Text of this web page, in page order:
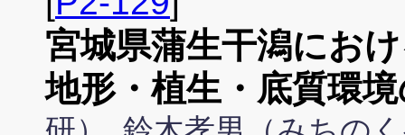
宮城県蒲生干潟にお
地形・植生・底質環